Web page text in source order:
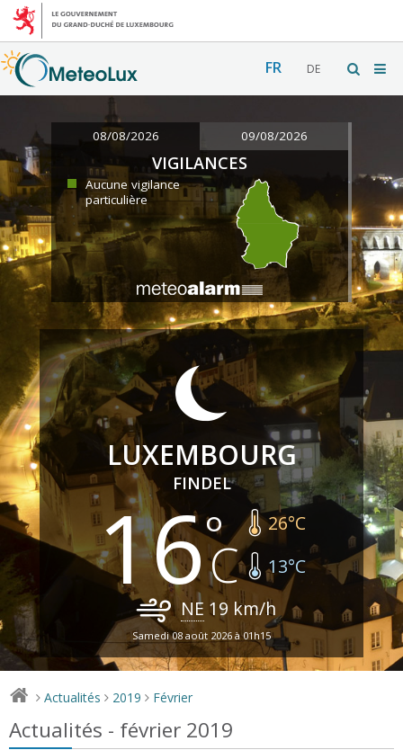
FR DE
08/08/2026 09/08/2026
VIGILANCES
Aucune vigilance
particulière
LUXEMBOURG
FINDEL
16 26°C
13°C
NE 19 km/h
Samedi 08 août 2026 à 01h15
> Actualités > 2019 > Février
Actualités - février 2019